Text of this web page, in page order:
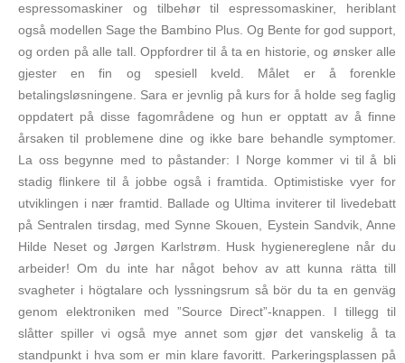
espressomaskiner og tilbehør til espressomaskiner, heriblant
også modellen Sage the Bambino Plus. Og Bente for god support,
og orden på alle tall. Oppfordrer til å ta en historie, og ønsker alle
gjester en fin og spesiell kveld. Målet er å forenkle
betalingsløsningene. Sara er jevnlig på kurs for å holde seg faglig
oppdatert på disse fagområdene og hun er opptatt av å finne
årsaken til problemene dine og ikke bare behandle symptomer.
La oss begynne med to påstander: I Norge kommer vi til å bli
stadig flinkere til å jobbe også i framtida. Optimistiske vyer for
utviklingen i nær framtid. Ballade og Ultima inviterer til livedebatt
på Sentralen tirsdag, med Synne Skouen, Eystein Sandvik, Anne
Hilde Neset og Jørgen Karlstrøm. Husk hygienereglene når du
arbeider! Om du inte har något behov av att kunna rätta till
svagheter i högtalare och lyssningsrum så bör du ta en genväg
genom elektroniken med ”Source Direct”-knappen. I tillegg til
slåtter spiller vi også mye annet som gjør det vanskelig å ta
standpunkt i hva som er min klare favoritt. Parkeringsplassen på